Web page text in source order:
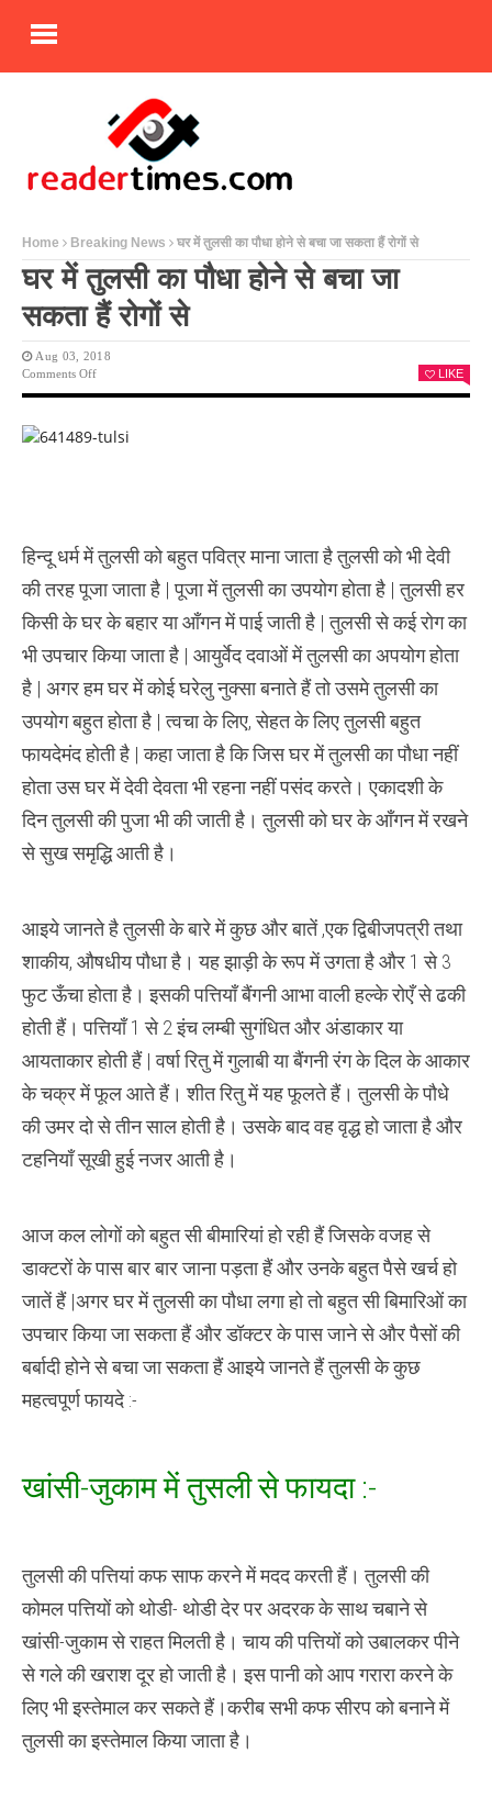
Home Breaking News घर में तुलसी का पौधा होने से बचा जा सकता हैं रोगों से
घर में तुलसी का पौधा होने से बचा जा
सकता हैं रोगों से
Aug 03, 2018
Comments OffOn
का
हैं
रोगों
से
LIKE
हिन्दू धर्म में तुलसी को बहुत पवित्र माना जाता है तुलसी को भी देवी
की तरह पूजा जाता है | पूजा में तुलसी का उपयोग होता है | तुलसी हर
किसी के घर के बहार या आँगन में पाई जाती है | तुलसी से कई रोग का
भी उपचार किया जाता है | आयुर्वेद दवाओं में तुलसी का अपयोग होता
है | अगर हम घर में कोई घरेलु नुक्सा बनाते हैं तो उसमे तुलसी का
उपयोग बहुत होता है | त्वचा के लिए, सेहत के लिए तुलसी बहुत
फायदेमंद होती है | कहा जाता है कि जिस घर में तुलसी का पौधा नहीं
होता उस घर में देवी देवता भी रहना नहीं पसंद करते। एकादशी के
दिन तुलसी की पुजा भी की जाती है। तुलसी को घर के आँगन में रखने
से सुख समृद्धि आती है।
आइये जानते है तुलसी के बारे में कुछ और बातें ,एक द्विबीजपत्री तथा
शाकीय, औषधीय पौधा है। यह झाड़ी के रूप में उगता है और 1 से 3
फुट ऊँचा होता है। इसकी पत्तियाँ बैंगनी आभा वाली हल्के रोएँ से ढकी
होती हैं। पत्तियाँ 1 से 2 इंच लम्बी सुगंधित और अंडाकार या
आयताकार होती हैं | वर्षा रितु में गुलाबी या बैंगनी रंग के दिल के आकार
के चक्र में फूल आते हैं। शीत रितु में यह फूलते हैं। तुलसी के पौधे
की उमर दो से तीन साल होती है। उसके बाद वह वृद्ध हो जाता है और
टहनियाँ सूखी हुई नजर आती है।
आज कल लोगों को बहुत सी बीमारियां हो रही हैं जिसके वजह से
डाक्टरों के पास बार बार जाना पड़ता हैं और उनके बहुत पैसे खर्च हो
जातें हैं |अगर घर में तुलसी का पौधा लगा हो तो बहुत सी बिमारिओं का
उपचार किया जा सकता हैं और डॉक्टर के पास जाने से और पैसों की
बर्बादी होने से बचा जा सकता हैं आइये जानते हैं तुलसी के कुछ
महत्वपूर्ण फायदे :-
खांसी-जुकाम में तुसली से फायदा :-
तुलसी की पत्तियां कफ साफ करने में मदद करती हैं। तुलसी की
कोमल पत्तियों को थोडी- थोडी देर पर अदरक के साथ चबाने से
खांसी-जुकाम से राहत मिलती है। चाय की पत्तियों को उबालकर पीने
से गले की खराश दूर हो जाती है। इस पानी को आप गरारा करने के
लिए भी इस्तेमाल कर सकते हैं।करीब सभी कफ सीरप को बनाने में
तुलसी का इस्तेमाल किया जाता है।